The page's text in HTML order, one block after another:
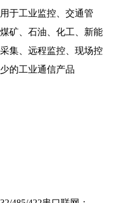
于工业监控、交通管
矿、石油、化工、新能
集、远程监控、现场控
的工业通信产品